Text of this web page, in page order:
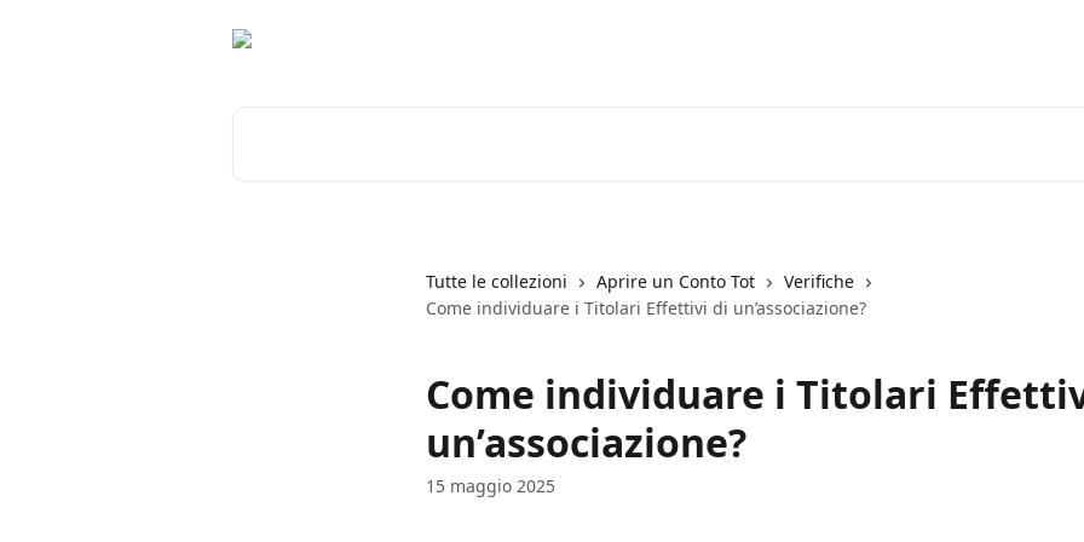
Tutte le collezioni Aprire un Conto Tot
Verifiche
Come individuare i Titolari Effettivi di un’associazione?
Come individuare i Titolari
un’associazione?
15 maggio 2025